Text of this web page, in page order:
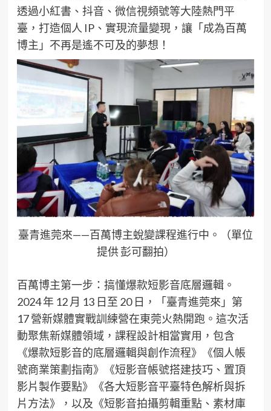
透過小紅書、抖音、微信視頻號等大陸熱門平
臺，打造個人 IP、實現流量變現，讓「成為百萬
博主」不再是遙不可及的夢想！
臺青進莞來——百萬博主蛻變課程進行中。（單位
提供 彭可翻拍）
百萬博主第一步：搞懂爆款短影音底層邏輯​。
2024 年 12 月 13 日至 20 日，「臺青進莞來」第
17 營新媒體實戰訓練營在東莞火熱開跑。這次活
動聚焦新媒體領域，課程設計相當實用，包含
《爆款短影音的底層邏輯與創作流程》《個人帳
號商業策劃指南》《短影音帳號搭建技巧、置頂
影片製作要點》《各大短影音平臺特色解析與拆
片方法》，以及《短影音拍攝剪輯重點、素材庫